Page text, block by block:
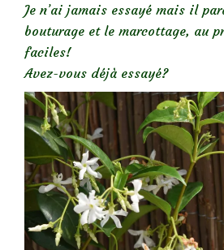
Je n’ai jamais essayé mais il
bouturage et le marcottage, au
faciles!
Avez-vous déjà essayé?